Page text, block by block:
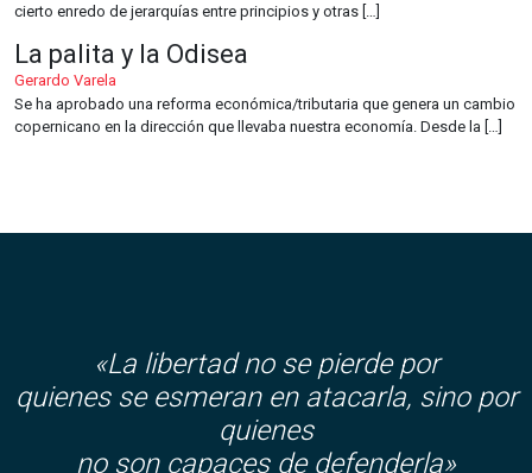
cierto enredo de jerarquías entre principios y otras […]
La palita y la Odisea
Gerardo Varela
Se ha aprobado una reforma económica/tributaria que genera un cambio
copernicano en la dirección que llevaba nuestra economía. Desde la […]
«La libertad no se pierde por
quienes se esmeran en atacarla, sino por
quienes
no son capaces de defenderla»